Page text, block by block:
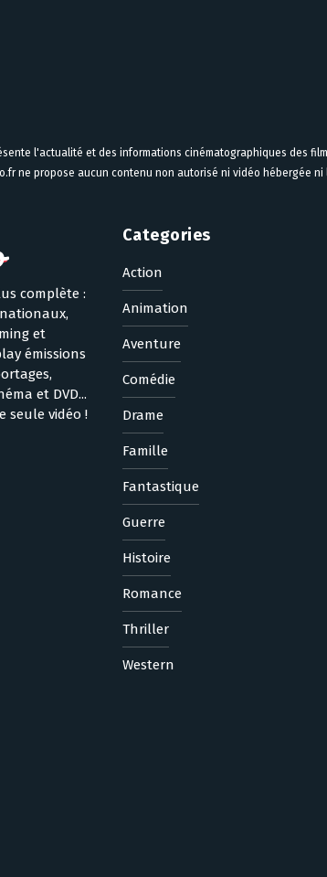
l'actualité et des informations cinématographiques des
ne propose aucun contenu non autorisé ni vidéo hébergée
complète :
et
émissions
et DVD...
seule vidéo !
Categories
Action
Animation
Aventure
Comédie
Drame
Famille
Fantastique
Guerre
Histoire
Romance
Thriller
Western